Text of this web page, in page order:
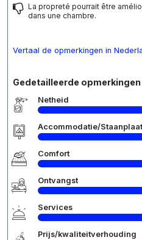
La propreté pourrait être
dans une chambre.
Vertaal de opmerkingen in
Gedetailleerde
Netheid
Accommodatie/
Comfort
Ontvangst
Services
Prijs/kwaliteitverhouding